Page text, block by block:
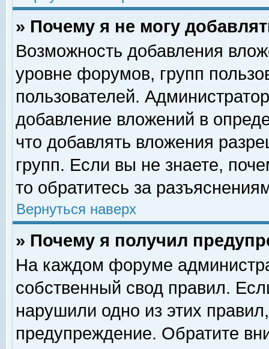
» Почему я не могу
Возможность добавления
уровне форумов, групп
пользователей.
добавление вложений в
что добавлять вложения
групп. Если вы не знаете,
то обратитесь за
Вернуться наверх
» Почему я получил
На каждом форуме
собственный свод правил.
нарушили одно из этих
предупреждение. Обратите